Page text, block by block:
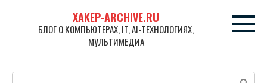
XAKEP-ARCHIVE.RU
БЛОГ О КОМПЬЮТЕРАХ, IT, AI-ТЕХНОЛОГИЯХ,
МУЛЬТИМЕДИА
Поиск: